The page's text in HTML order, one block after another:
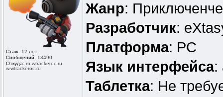
Стаж: 12 лет
Сообщений: 13490
Откуда: ru.wtrackeroc.ru
w.wtrackeroc .ru
Жанр:
Разработчик:
Платформа: PC
Язык интерфейса:
Таблeтка: Не